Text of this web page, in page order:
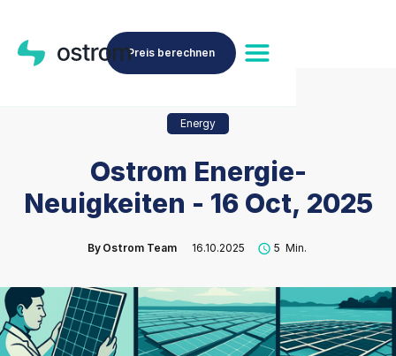
Preis berechnen
Energy
Ostrom Energie-
Neuigkeiten - 16 Oct, 2025
By Ostrom Team 16.10.2025 5 Min.